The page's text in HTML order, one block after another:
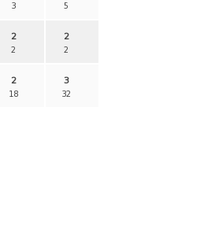
3 5
2
2
2
2
2
18
3
32